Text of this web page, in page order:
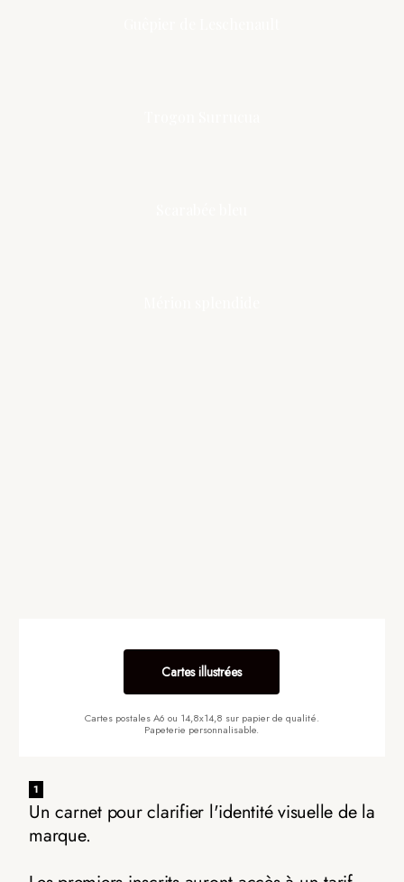
Cartes illustrées
Cartes postales A6 ou 14,8x14,8 sur papier de qualité.
Papeterie personnalisable.